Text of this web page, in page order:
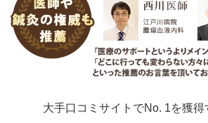
大手口コミサイトでNo. 1を獲得